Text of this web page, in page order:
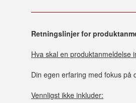
Retningslinjer for
Hva skal en produktanmeldelse
Din egen erfaring med fokus på
Vennligst ikke inkluder: